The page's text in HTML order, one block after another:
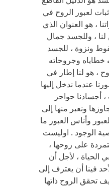
لعبور الروح في
، هو العنوان الذي
لنا ، وللجسد جمال
ونزوة ، للجسد
خطاياه وجروحاته
، هو لنا إطار في
عندما ندخل إليها
أجسادنا حواجز
ونعبر منها إلى
وأناس العبور ما
الوجود . اوليست
على روحها ،
الحياة ، لأجل أن
فينا أن يعترف إلى
تحقق الروح ذاتها